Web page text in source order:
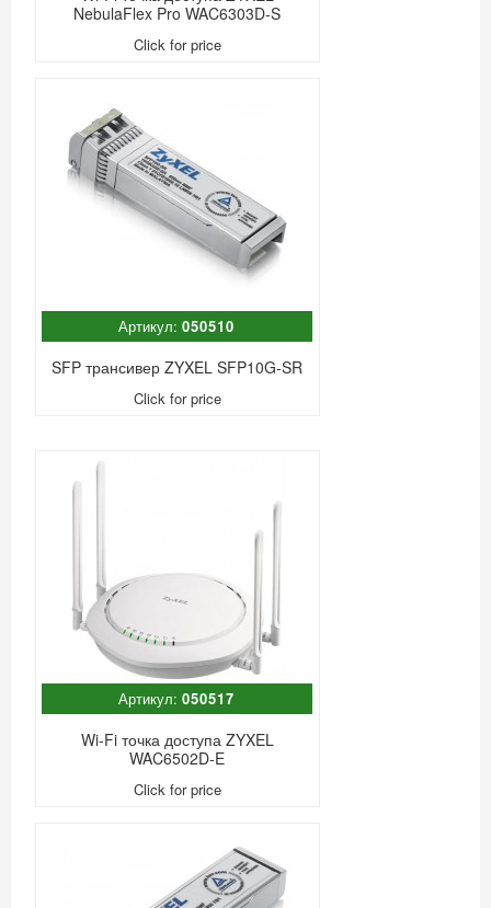
NebulaFlex Pro WAC6303D-S
Click for price
Артикул:050510
SFP трансивер ZYXEL SFP10G-SR
Click for price
Артикул:050517
Wi-Fi точка доступа ZYXEL
WAC6502D-E
Click for price